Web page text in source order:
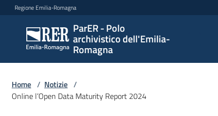
Vai al contenuto
Vai alla navigazione
Vai al footer
Regione Emilia-Romagna
ParER - Polo
archivistico dell'Emilia-
Romagna
ParER -
Polo
archivistico
Romagna
Home / Notizie /
Online l’Open Data Maturity Report 2024